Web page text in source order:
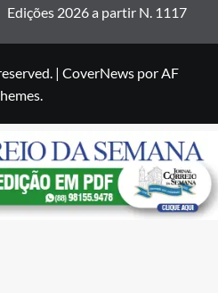
Edições 2026 a partir N. 1117
| CoverNewspor AF